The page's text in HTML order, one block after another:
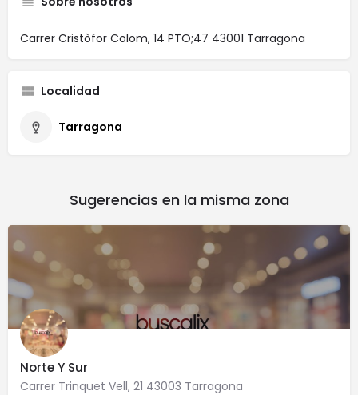
Carrer Cristòfor Colom, 14 PTO;47 43001 Tarragona
Localidad
Tarragona
Sugerencias en la misma zona
Norte Y Sur
Carrer Trinquet Vell, 21 43003 Tarragona